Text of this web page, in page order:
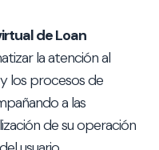
de Loan
la atención al
los procesos de
a las
de su operación